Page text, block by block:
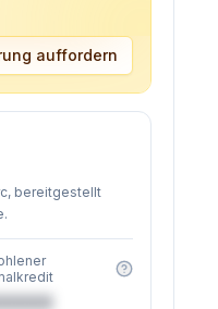
auffordern
bereitgestellt